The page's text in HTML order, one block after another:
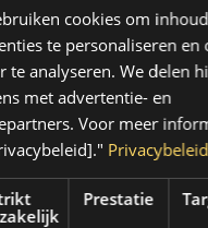
1
sturen. Op
cookies om
te personaliseren en
te analyseren. We delen
met advertentie- en
Voor meer
Privacybeleid
Prestatie